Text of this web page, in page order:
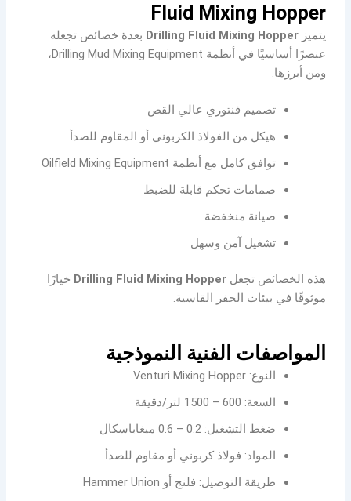
Fluid Mixing Hopper
يتميزDrilling Fluid Mixing Hopper بعدة خصائص تجعله
عنصرًا أساسيًا في أنظمة Drilling Mud Mixing Equipment،
ومن أبرزها:
تصميم فنتوري عالي القص
هيكل من الفولاذ الكربوني أو المقاوم للصدأ
توافق كامل مع أنظمة Oilfield Mixing Equipment
صمامات تحكم قابلة للضبط
صيانة منخفضة
تشغيل آمن وسهل
هذه الخصائص تجعلDrilling Fluid Mixing Hopper خيارًا
موثوقًا في بيئات الحفر القاسية.
المواصفات الفنية النموذجية
النوع: Venturi Mixing Hopper
السعة: 600 – 1500 لتر/دقيقة
ضغط التشغيل: 0.2 – 0.6 ميغاباسكال
المواد: فولاذ كربوني أو مقاوم للصدأ
طريقة التوصيل: فلنج أو Hammer Union